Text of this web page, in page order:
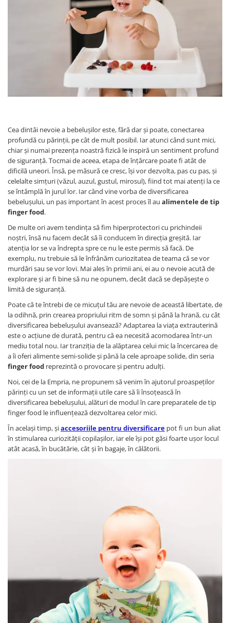
Poarta siguranta copii
Deflectoare pentru aer conditionat
Casti antifonice pentru copii si
Echipament protectie bicicleta si
Haine & accesorii plaja
Haine plaja / inot
Ochelari de soare
Palarii protectie UV
Accesorii plaja
Puericultura mare
Somnul bebelusului
Carucioare si scaune auto
Tarcuri copii / bebelusi
Scaune masa
Ingrijire bebe si mama
Igiena si ingrijire bebelusi
Accesorii bebelusi / nou-nascuti
Perne si saltele bebelusi
Diversificare bebelusi
Baia bebelusului
Maternitate
Jucarii copii si jocuri educative
Jucarii dentitie
Jocuri educative
Stikere decorative si covoare
Ingrijire adulti
Siguranta animale companie
Cea dintâi nevoie a bebelușilor este, fără dar și poate, conectarea
profundă cu părinții, pe cât de mult posibil. Iar atunci când sunt mici,
chiar și numai prezența noastră fizică le inspiră un sentiment profund
de siguranță. Tocmai de aceea, etapa de înțărcare poate fi atât de
dificilă uneori. Însă, pe măsură ce cresc, își vor dezvolta, pas cu pas, și
celelalte simțuri (văzul, auzul, gustul, mirosul), fiind tot mai atenți la ce
se întâmplă în jurul lor. Iar când vine vorba de diversificarea
bebelușului, un pas important în acest proces îl au alimentele de tip
finger food.
De multe ori avem tendința să fim hiperprotectori cu prichindeii
noștri, însă nu facem decât să îi conducem în direcția greșită. Iar
atenția lor se va îndrepta spre ce nu le este permis să facă. De
exemplu, nu trebuie să le înfrânăm curiozitatea de teama că se vor
murdări sau se vor lovi. Mai ales în primii ani, ei au o nevoie acută de
explorare și ar fi bine să nu ne opunem, decât dacă se depășește o
limită de siguranță.
Poate că te întrebi de ce micuțul tău are nevoie de această libertate, de
la odihnă, prin crearea propriului ritm de somn și până la hrană, cu cât
diversificarea bebelușului avansează? Adaptarea la viața extrauterină
este o acțiune de durată, pentru că ea necesită acomodarea într-un
mediu total nou. Iar tranziția de la alăptarea celui mic la încercarea de
a îi oferi alimente semi-solide și până la cele aproape solide, din seria
finger food reprezintă o provocare și pentru adulți.
Noi, cei de la Empria, ne propunem să venim în ajutorul proaspeților
părinți cu un set de informații utile care să îi însoțească în
diversificarea bebelușului, alături de modul în care preparatele de tip
finger food le influențează dezvoltarea celor mici.
În același timp, șiaccesoriile pentru diversificare pot fi un bun aliat
în stimularea curiozității copilașilor, iar ele își pot găsi foarte ușor locul
atât acasă, în bucătărie, cât și în bagaje, în călătorii.